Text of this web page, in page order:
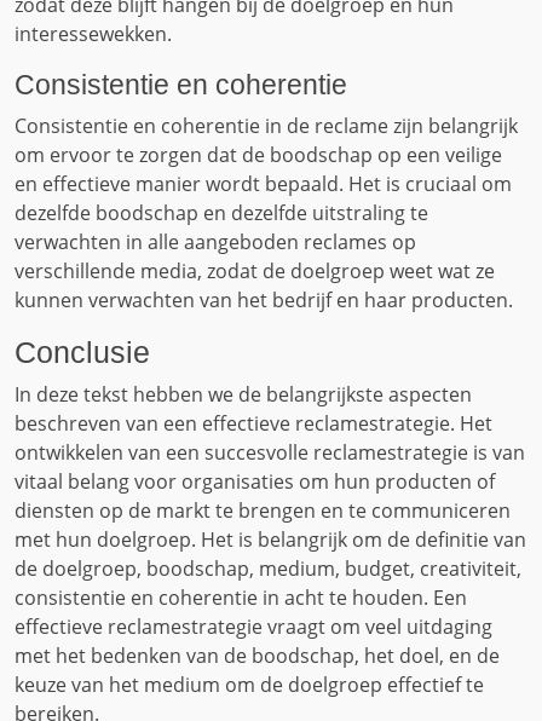
interessewekken.
Consistentie en coherentie
Consistentie en coherentie in de reclame zijn belangrijk
om ervoor te zorgen dat de boodschap op een veilige
en effectieve manier wordt bepaald. Het is cruciaal om
dezelfde boodschap en dezelfde uitstraling te
verwachten in alle aangeboden reclames op
verschillende media, zodat de doelgroep weet wat ze
kunnen verwachten van het bedrijf en haar producten.
Conclusie
In deze tekst hebben we de belangrijkste aspecten
beschreven van een effectieve reclamestrategie. Het
ontwikkelen van een succesvolle reclamestrategie is van
vitaal belang voor organisaties om hun producten of
diensten op de markt te brengen en te communiceren
met hun doelgroep. Het is belangrijk om de definitie van
de doelgroep, boodschap, medium, budget, creativiteit,
consistentie en coherentie in acht te houden. Een
effectieve reclamestrategie vraagt ​​om veel uitdaging
met het bedenken van de boodschap, het doel, en de
keuze van het medium om de doelgroep effectief te
bereiken.